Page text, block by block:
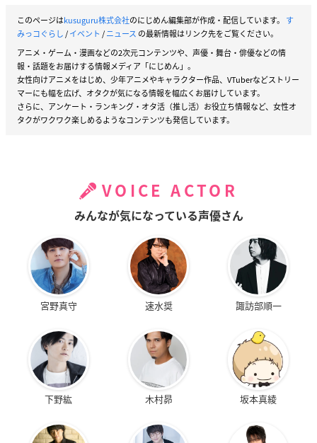
このページはkusuguru株式会社のにじめん編集部が作成・配信しています。 す
みっコぐらし/イベント /ニュース の最新情報はリンク先をご覧ください。
アニメ・ゲーム・漫画などの2次元コンテンツや、声優・舞台・俳優などの情
報・話題をお届けする情報メディア「にじめん」。
女性向けアニメをはじめ、少年アニメやキャラクター作品、VTuberなどストリー
マーにも幅を広げ、オタクが気になる情報を幅広くお届けしています。
さらに、アンケート・ランキング・オタ活（推し活）お役立ち情報など、女性オ
タクがワクワク楽しめるようなコンテンツも発信しています。
VOICE ACTOR
みんなが気になっている声優さん
宮野真守 速水奨 諏訪部順一
下野紘 木村昴 坂本真綾